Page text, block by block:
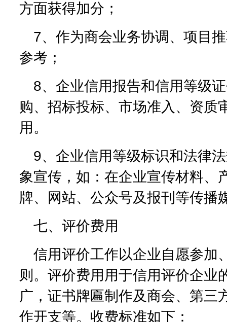
方面获得加分；
7、作为商会业务协调、项目
参考；
8、企业信用报告和信用等级
购、招标投标、市场准入、资质
用。
9、企业信用等级标识和法律
象宣传，如：在企业宣传材料、
牌、网站、公众号及报刊等传播
七、评价费用
信用评价工作以企业自愿参加
则。评价费用用于信用评价企业
广，证书牌匾制作及商会、第三
作开支等。收费标准如下：